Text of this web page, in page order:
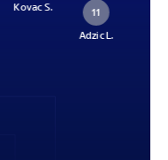
Kovac S.
11
Adzic L.